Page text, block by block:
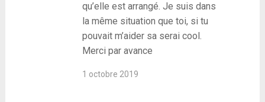
qu’elle est arrangé. Je suis dans
la même situation que toi, si tu
pouvait m’aider sa serai cool.
Merci par avance
1 octobre 2019